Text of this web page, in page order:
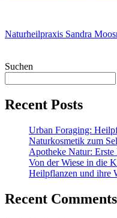
Naturheilpraxis Sandra
Suchen
Recent Posts
Urban Foraging:
Naturkosmetik zum
Apotheke Natur:
Von der Wiese in die
Heilpflanzen und ihre
Recent Comments